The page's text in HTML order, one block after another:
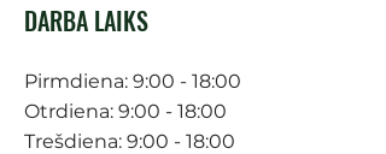
DARBA LAIKS
Pirmdiena: 9:00 - 18:00
Otrdiena: 9:00 - 18:00
Trešdiena: 9:00 - 18:00